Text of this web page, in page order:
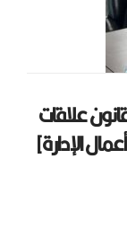
علاقات